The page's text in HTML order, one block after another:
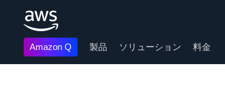
Amazon Q 製品 ソリューション 料金